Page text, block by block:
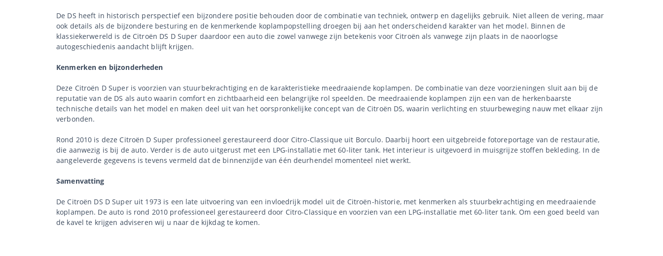
De DS heeft in historisch perspectief een bijzondere positie behouden door de combinatie van techniek, ontwerp en dagelijks gebruik. Niet alleen de vering, maar
ook details als de bijzondere besturing en de kenmerkende koplampopstelling droegen bij aan het onderscheidend karakter van het model. Binnen de
klassiekerwereld is de Citroën DS D Super daardoor een auto die zowel vanwege zijn betekenis voor Citroën als vanwege zijn plaats in de naoorlogse
autogeschiedenis aandacht blijft krijgen.
Kenmerken en bijzonderheden
Deze Citroën D Super is voorzien van stuurbekrachtiging en de karakteristieke meedraaiende koplampen. De combinatie van deze voorzieningen sluit aan bij de
reputatie van de DS als auto waarin comfort en zichtbaarheid een belangrijke rol speelden. De meedraaiende koplampen zijn een van de herkenbaarste
technische details van het model en maken deel uit van het oorspronkelijke concept van de Citroën DS, waarin verlichting en stuurbeweging nauw met elkaar zijn
verbonden.
Rond 2010 is deze Citroën D Super professioneel gerestaureerd door Citro-Classique uit Borculo. Daarbij hoort een uitgebreide fotoreportage van de restauratie,
die aanwezig is bij de auto. Verder is de auto uitgerust met een LPG-installatie met 60-liter tank. Het interieur is uitgevoerd in muisgrijze stoffen bekleding. In de
aangeleverde gegevens is tevens vermeld dat de binnenzijde van één deurhendel momenteel niet werkt.
Samenvatting
De Citroën DS D Super uit 1973 is een late uitvoering van een invloedrijk model uit de Citroën-historie, met kenmerken als stuurbekrachtiging en meedraaiende
koplampen. De auto is rond 2010 professioneel gerestaureerd door Citro-Classique en voorzien van een LPG-installatie met 60-liter tank. Om een goed beeld van
de kavel te krijgen adviseren wij u naar de kijkdag te komen.